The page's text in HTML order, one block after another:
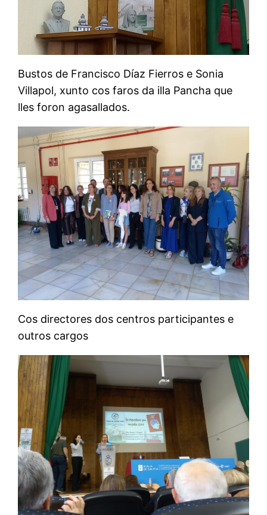
Bustos de Francisco Díaz Fierros e Sonia
Villapol, xunto cos faros da illa Pancha que
lles foron agasallados.
Cos directores dos centros participantes e
outros cargos